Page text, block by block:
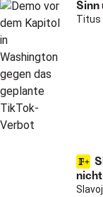
Sinn
Titus